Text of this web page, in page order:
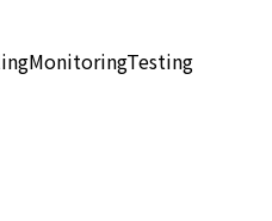
MonitoringTesting